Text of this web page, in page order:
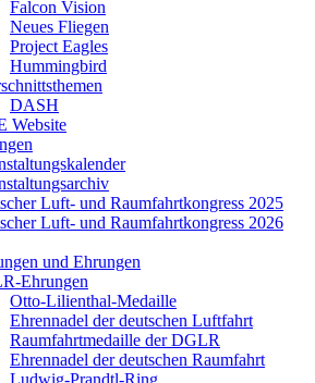
Falcon Vision
Neues Fliegen
Project Eagles
Hummingbird
DASH
Website
Luft- und Raumfahrtkongress 2025
Luft- und Raumfahrtkongress 2026
und Ehrungen
Ehrungen
Otto-Lilienthal-Medaille
Ehrennadel der deutschen Luftfahrt
Raumfahrtmedaille der DGLR
Ehrennadel der deutschen Raumfahrt
Ludwig-Prandtl-Ring